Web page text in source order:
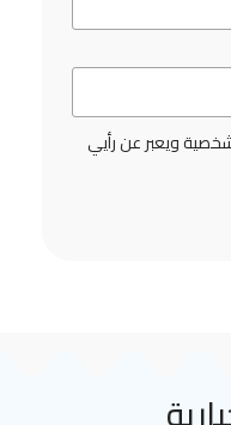
ويعبر عن رأيي